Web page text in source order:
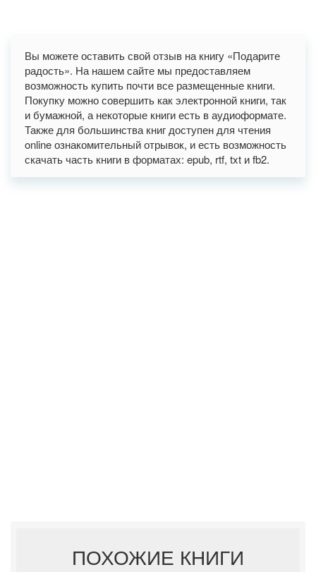
Вы можете оставить свой отзыв на книгу «Подарите
радость». На нашем сайте мы предоставляем
возможность купить почти все размещенные книги.
Покупку можно совершить как электронной книги, так
и бумажной, а некоторые книги есть в аудиоформате.
Также для большинства книг доступен для чтения
online ознакомительный отрывок, и есть возможность
скачать часть книги в форматах: epub, rtf, txt и fb2.
ПОХОЖИЕ КНИГИ